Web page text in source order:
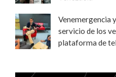
Venemergencia
servicio de los
plataforma de